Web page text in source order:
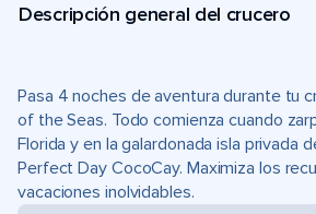
Descripción general del crucero
Pasa 4 noches de aventura durante tu
of the Seas. Todo comienza cuando
Florida y en la galardonada isla privada
Perfect Day CocoCay. Maximiza los
vacaciones inolvidables.